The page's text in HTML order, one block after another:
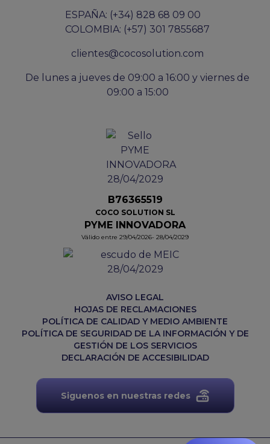
ESPAÑA: (+34) 828 68 09 00
COLOMBIA: (+57) 301 7855687
clientes@cocosolution.com
De lunes a jueves de 09:00 a 16:00 y viernes de
09:00 a 15:00
B76365519
COCO SOLUTION SL
PYME INNOVADORA
Válido entre 29/04/2026- 28/04/2029
AVISO LEGAL
HOJAS DE RECLAMACIONES
POLÍTICA DE CALIDAD Y MEDIO AMBIENTE
POLÍTICA DE SEGURIDAD DE LA INFORMACIÓN Y DE
GESTIÓN DE LOS SERVICIOS
DECLARACIÓN DE ACCESIBILIDAD
Siguenos en nuestras redes